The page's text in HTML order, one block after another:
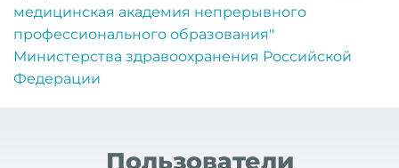
медицинская академия непрерывного
профессионального образования"
Министерства здравоохранения Российской
Федерации
Пользователи